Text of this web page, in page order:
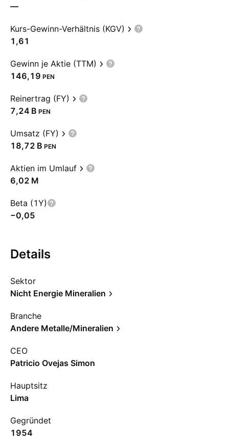
—
Kurs-Gewinn-Verhältnis (KGV)
1,61
Gewinn je Aktie (TTM)
146,19 PEN
Reinertrag (FY)
‪7,24 B‬ PEN
Umsatz (FY)
‪18,72 B‬ PEN
Aktien im Umlauf
‪6,02 M‬
Beta (1Y)
−0,05
Details
Sektor
Nicht Energie Mineralien
Branche
Andere Metalle/Mineralien
CEO
Patricio Ovejas Simon
Hauptsitz
Lima
Gegründet
1954